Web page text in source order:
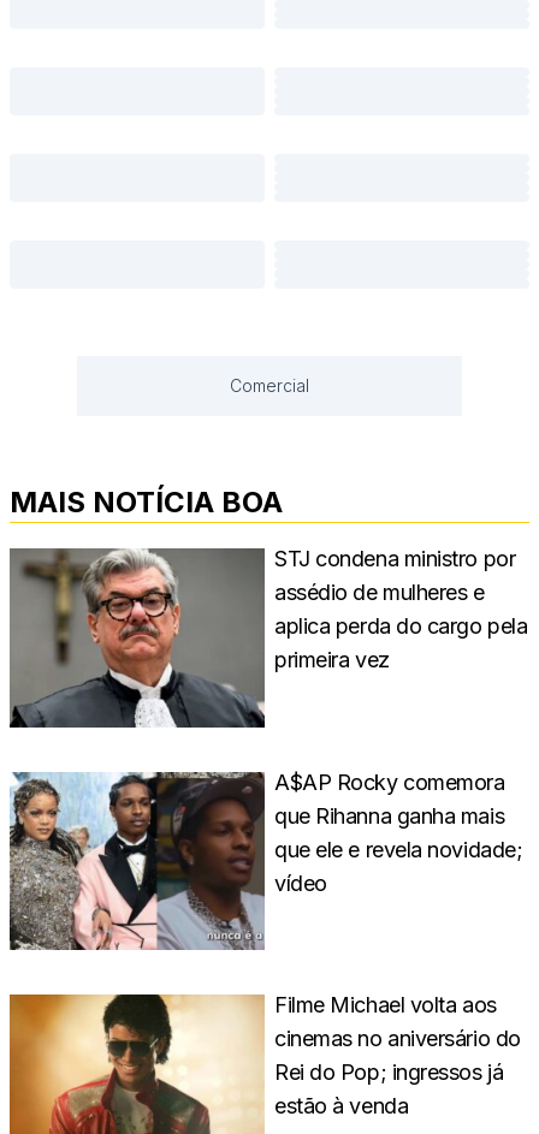
Comercial
MAIS NOTÍCIA BOA
STJ condena ministro por
assédio de mulheres e
aplica perda do cargo pela
primeira vez
A$AP Rocky comemora
que Rihanna ganha mais
que ele e revela novidade;
vídeo
Filme Michael volta aos
cinemas no aniversário do
Rei do Pop; ingressos já
estão à venda